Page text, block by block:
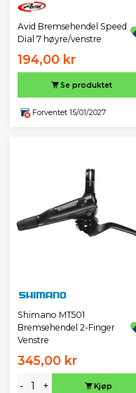
Avid Bremsehendel Speed
Dial 7 høyre/venstre
194,00 kr
Se produktet
Forventet 15/01/2027
Shimano MT501
Bremsehendel 2-Finger
Venstre
345,00 kr
- + Kjøp